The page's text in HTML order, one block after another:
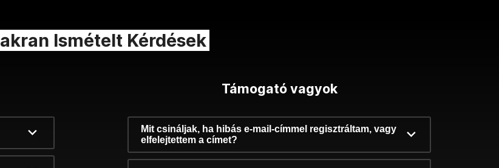
Ismételt Kérdések
Támogató vagyok
Mit csináljak, ha hibás e-mail-címmel regisztráltam, vagy
elfelejtettem a címet?